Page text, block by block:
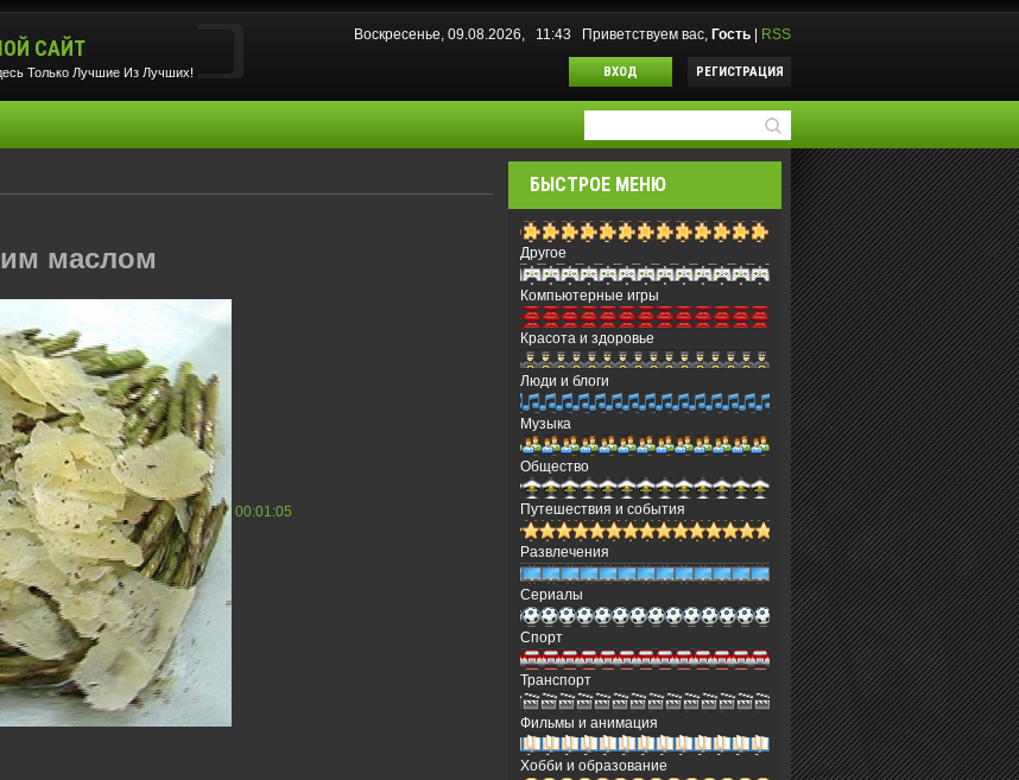
САЙТ
Только Лучшие Из Лучших!
Воскресенье, 09.08.2026, 11:43 Приветствуем вас, Гость RSS
ВХОД РЕГИСТРАЦИЯ
маслом
00:01:05
БЫСТРОЕ МЕНЮ
Другое
Компьютерные игры
Красота и здоровье
Люди и блоги
Музыка
Общество
Путешествия и события
Развлечения
Сериалы
Спорт
Транспорт
Фильмы и анимация
Хобби и образование